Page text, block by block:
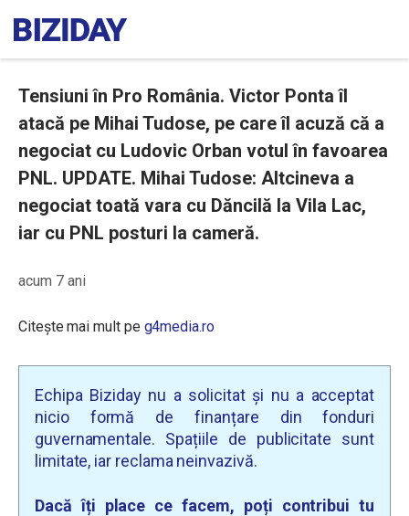
Tensiuni în Pro România. Victor Ponta îl
atacă pe Mihai Tudose, pe care îl acuză că a
negociat cu Ludovic Orban votul în favoarea
PNL. UPDATE. Mihai Tudose: Altcineva a
negociat toată vara cu Dăncilă la Vila Lac,
iar cu PNL posturi la cameră.
acum 7 ani
Citește mai mult pe g4media.ro
Echipa Biziday nu a solicitat și nu a acceptat
nicio formă de finanțare din fonduri
guvernamentale. Spațiile de publicitate sunt
limitate, iar reclama neinvazivă.
Dacă îți place ce facem, poți contribui tu